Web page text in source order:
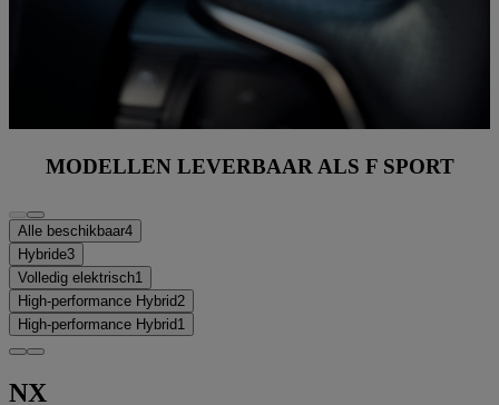
MODELLEN LEVERBAAR ALS F SPORT
Alle beschikbaar4
Hybride3
Volledig elektrisch1
High-performance Hybrid2
High-performance Hybrid1
NX